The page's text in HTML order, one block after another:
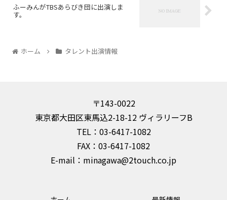
ふーみんがTBSあらびき団に出演しま
す。
ホーム タレント出演情報
〒143-0022
東京都大田区東馬込2-18-12 ヴィラリーフB
TEL：03-6417-1082
FAX：03-6417-1082
E-mail：minagawa@2touch.co.jp